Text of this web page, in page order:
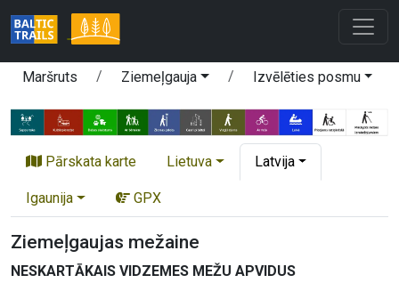
Maršruts Ziemeļgauja Izvēlēties posmu
Pārskata karte Lietuva Latvija
Igaunija GPX
Ziemeļgaujas mežaine
NESKARTĀKAIS VIDZEMES MEŽU APVIDUS